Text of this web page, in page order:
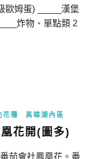
歐姆蛋) _____漢堡
炸物、單點類 2
花種 高雄湖內區
花開(圖多)
茄會社鳳凰花。番